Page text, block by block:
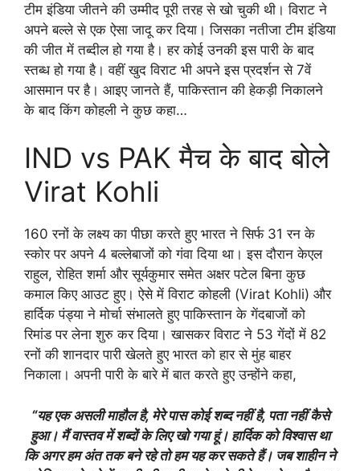
टीम इंडिया जीतने की उम्मीद पूरी तरह से खो चुकी थी। विराट ने
अपने बल्ले से एक ऐसा जादू कर दिया। जिसका नतीजा टीम इंडिया
की जीत में तब्दील हो गया है। हर कोई उनकी इस पारी के बाद
स्तब्ध हो गया है। वहीं खुद विराट भी अपने इस प्रदर्शन से 7वें
आसमान पर है। आइए जानते हैं, पाकिस्तान की हेकड़ी निकालने
के बाद किंग कोहली ने कुछ कहा…
IND vs PAK मैच के बाद बोले
Virat Kohli
160 रनों के लक्ष्य का पीछा करते हुए भारत ने सिर्फ 31 रन के
स्कोर पर अपने 4 बल्लेबाजों को गंवा दिया था। इस दौरान केएल
राहुल, रोहित शर्मा और सूर्यकुमार समेत अक्षर पटेल बिना कुछ
कमाल किए आउट हुए। ऐसे में विराट कोहली (Virat Kohli) और
हार्दिक पंड्या ने मोर्चा संभालते हुए पाकिस्तान के गेंदबाजों को
रिमांड पर लेना शुरु कर दिया। खासकर विराट ने 53 गेंदों में 82
रनों की शानदार पारी खेलते हुए भारत को हार से मुंह बाहर
निकाला। अपनी पारी के बारे में बात करते हुए उन्होंने कहा,
“यह एक असली माहौल है, मेरे पास कोई शब्द नहीं है, पता नहीं कैसे
हुआ। मैं वास्तव में शब्दों के लिए खो गया हूं। हार्दिक को विश्वास था
कि अगर हम अंत तक बने रहे तो हम यह कर सकते हैं। जब शाहीन ने